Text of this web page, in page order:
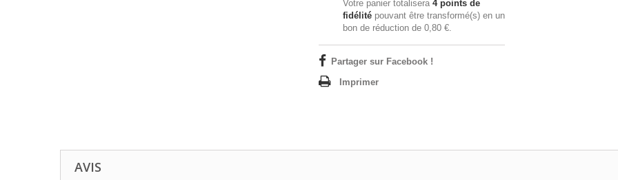
Votre panier totalisera 4points de
fidélité pouvant être transformé(s) en un
bon de réduction de 0,80 €.
Partager sur Facebook !
Imprimer
AVIS